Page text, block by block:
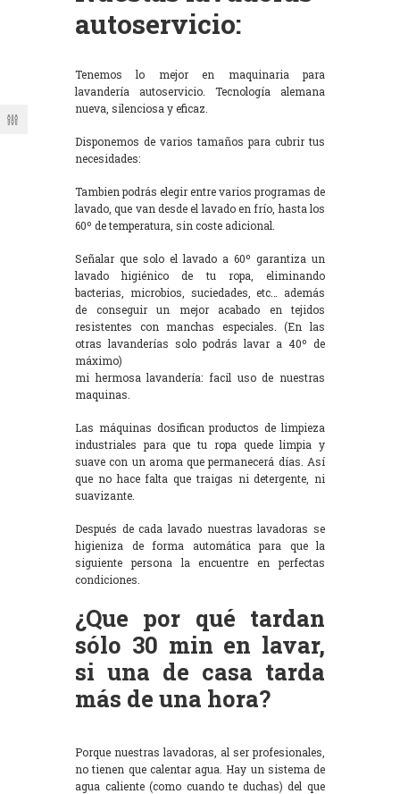
autoservicio:
Tenemos lo mejor en maquinaria para
lavandería autoservicio. Tecnología alemana
nueva, silenciosa y eficaz.
Disponemos de varios tamaños para cubrir tus
necesidades:
Tambien podrás elegir entre varios programas de
lavado, que van desde el lavado en frío, hasta los
60º de temperatura, sin coste adicional.
Señalar que solo el lavado a 60º garantiza un
lavado higiénico de tu ropa, eliminando
bacterias, microbios, suciedades, etc… además
de conseguir un mejor acabado en tejidos
resistentes con manchas especiales. (En las
otras lavanderías solo podrás lavar a 40º de
máximo)
mi hermosa lavandería: facil uso de nuestras
maquinas.
Las máquinas dosifican productos de limpieza
industriales para que tu ropa quede limpia y
suave con un aroma que permanecerá días. Así
que no hace falta que traigas ni detergente, ni
suavizante.
Después de cada lavado nuestras lavadoras se
higieniza de forma automática para que la
siguiente persona la encuentre en perfectas
condiciones.
¿Que por qué tardan
sólo 30 min en lavar,
si una de casa tarda
más de una hora?
Porque nuestras lavadoras, al ser profesionales,
no tienen que calentar agua. Hay un sistema de
agua caliente (como cuando te duchas) del que